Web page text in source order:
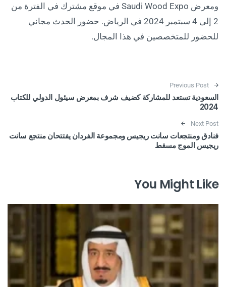
ومعرض Saudi Wood Expo في موقع مشترك في الفترة من
2 إلى 4 سبتمبر 2024 في الرياض. حضور الحدث مجاني
للحضور للمتخصصين في هذا المجال.
Post navigation
Previous Post
السعودية تستعد للمشاركة كضيف شرف بمعرض سيئول الدولي للكتاب
2024
Next Post
فنادق ومنتجعات سانت ريجيس ومجموعة الفردان يفتتحان منتجع سانت
ريجيس الموج مسقط
You Might Like